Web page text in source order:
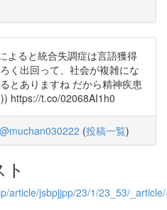
よると統合失調症は言語獲得
く出回って、社会が複雑にな
とありますね だから精神疾患
https://t.co/02068AI1h0
@muchan030222 (投稿一覧)
article/jsbpjjpp/23/1/23_53/